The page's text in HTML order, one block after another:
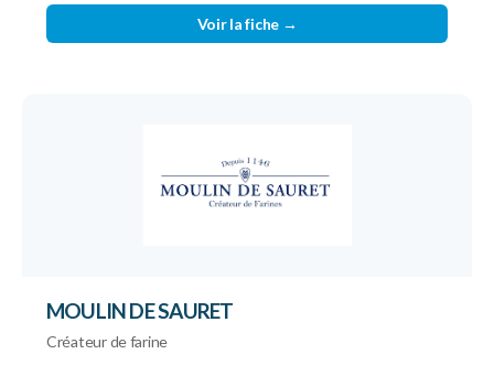
Voir la fiche →
MOULIN DE SAURET
Créateur de farine